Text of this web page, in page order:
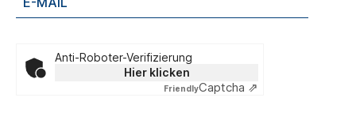
Anti-Roboter-Verifizierung
Hier klicken
FriendlyCaptcha ⇗